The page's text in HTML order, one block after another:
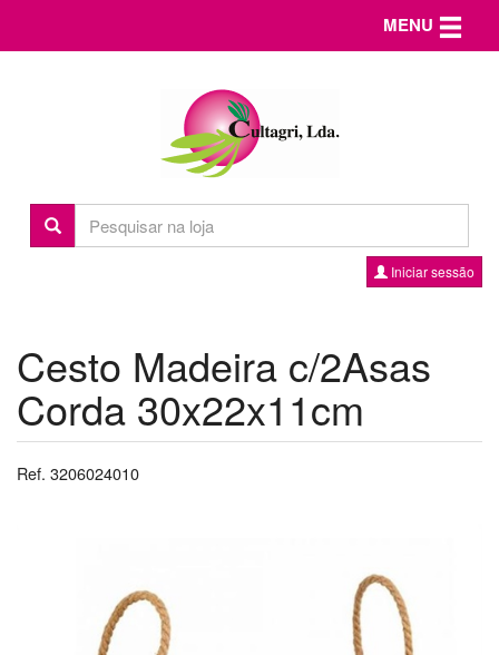
Iniciar sessão
MENU Toggle
Cesto Madeira c/2Asas
Corda 30x22x11cm
Ref. 3206024010